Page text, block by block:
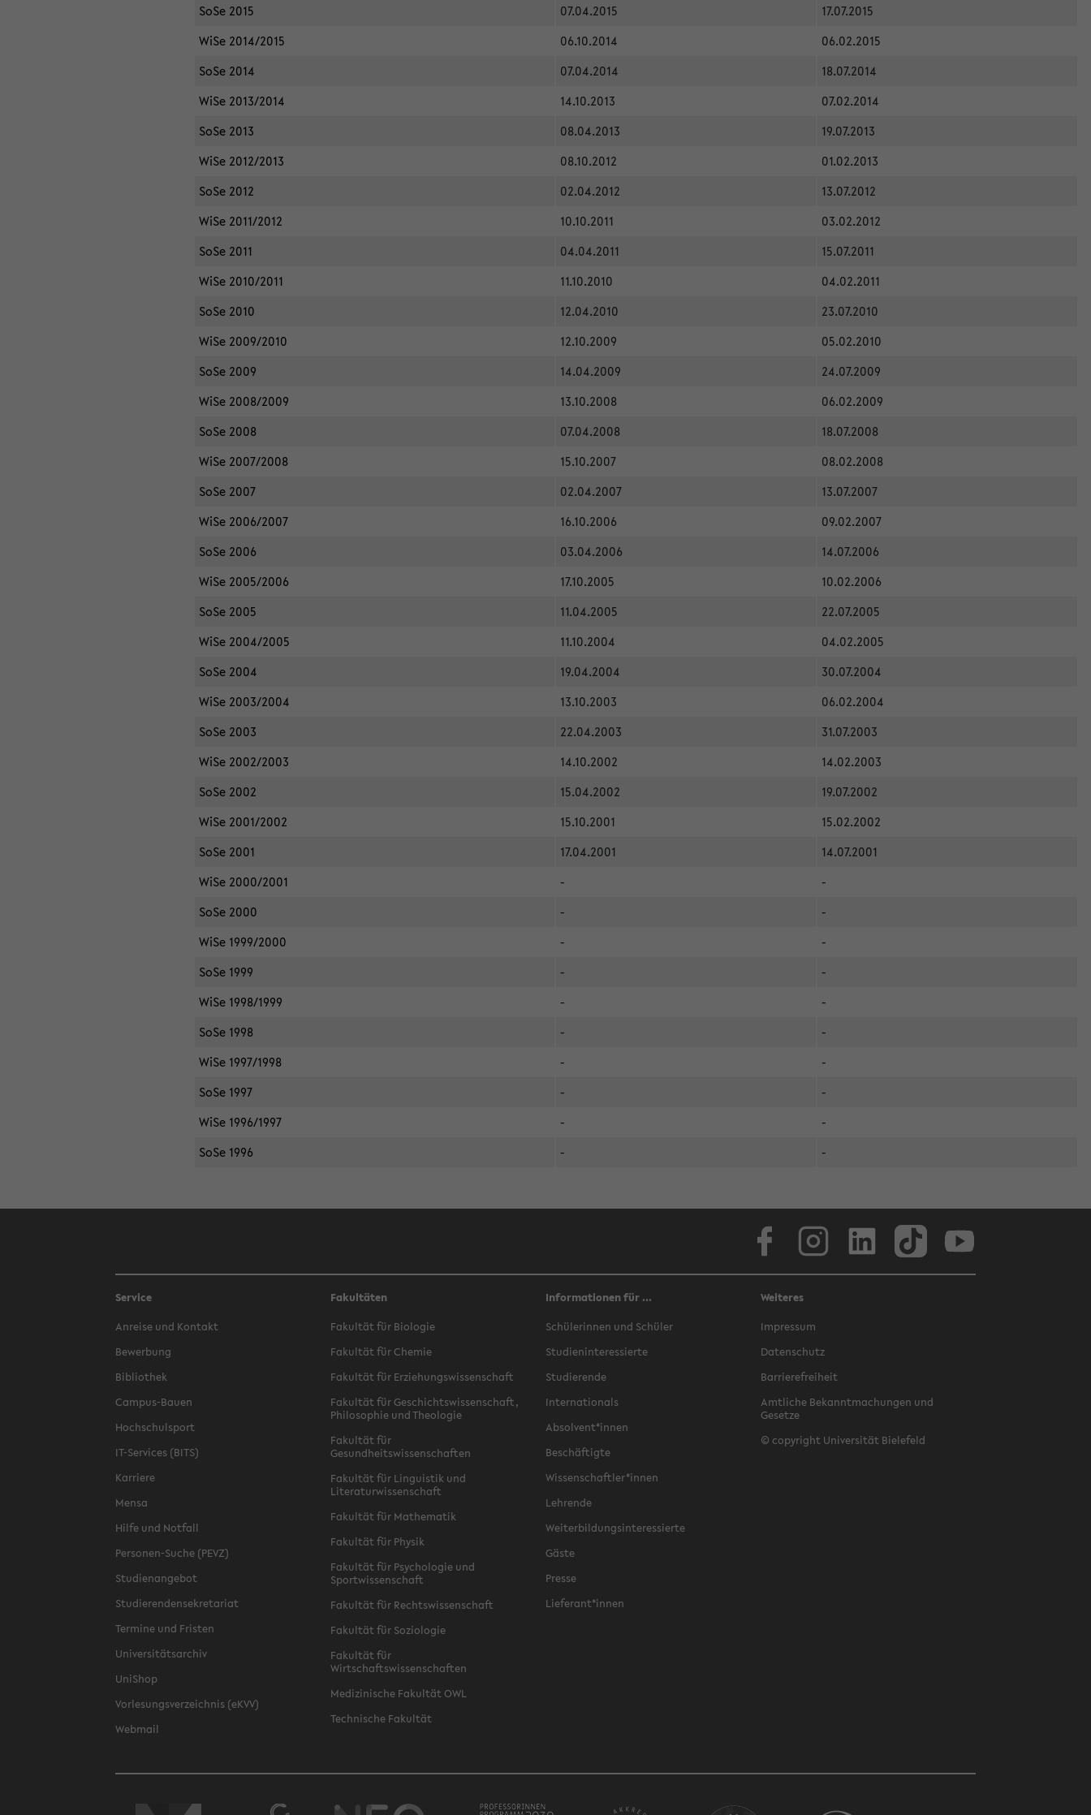
SoSe 2015
07.04.2015
17.07.2015
WiSe 2014/2015
06.10.2014
06.02.2015
SoSe 2014
07.04.2014
18.07.2014
WiSe 2013/2014
14.10.2013
07.02.2014
SoSe 2013
08.04.2013
19.07.2013
WiSe 2012/2013
08.10.2012
01.02.2013
SoSe 2012
02.04.2012
13.07.2012
WiSe 2011/2012
10.10.2011
03.02.2012
SoSe 2011
04.04.2011
15.07.2011
WiSe 2010/2011
11.10.2010
04.02.2011
SoSe 2010
12.04.2010
23.07.2010
WiSe 2009/2010
12.10.2009
05.02.2010
SoSe 2009
14.04.2009
24.07.2009
WiSe 2008/2009
13.10.2008
06.02.2009
SoSe 2008
07.04.2008
18.07.2008
WiSe 2007/2008
15.10.2007
08.02.2008
SoSe 2007
02.04.2007
13.07.2007
WiSe 2006/2007
16.10.2006
09.02.2007
SoSe 2006
03.04.2006
14.07.2006
WiSe 2005/2006
17.10.2005
10.02.2006
SoSe 2005
11.04.2005
22.07.2005
WiSe 2004/2005
11.10.2004
04.02.2005
SoSe 2004
19.04.2004
30.07.2004
WiSe 2003/2004
13.10.2003
06.02.2004
SoSe 2003
22.04.2003
31.07.2003
WiSe 2002/2003
14.10.2002
14.02.2003
SoSe 2002
15.04.2002
19.07.2002
WiSe 2001/2002
15.10.2001
15.02.2002
SoSe 2001
17.04.2001
14.07.2001
WiSe 2000/2001
-
-
SoSe 2000
-
-
WiSe 1999/2000
-
-
SoSe 1999
-
-
WiSe 1998/1999
-
-
SoSe 1998
-
-
WiSe 1997/1998
-
-
SoSe 1997
-
-
WiSe 1996/1997
-
-
SoSe 1996
- -
Service
Anreise und Kontakt
Bewerbung
Bibliothek
Campus-Bauen
Hochschulsport
IT-Services (BITS)
Karriere
Mensa
Hilfe und Notfall
Personen-Suche (PEVZ)
Studienangebot
Studierendensekretariat
Termine und Fristen
Universitätsarchiv
UniShop
Vorlesungsverzeichnis (eKVV)
Webmail
Fakultäten
Fakultät für Biologie
Fakultät für Chemie
Fakultät für Erziehungswissenschaft
Fakultät für Geschichtswissenschaft,
Philosophie und Theologie
Fakultät für
Gesundheitswissenschaften
Fakultät für Linguistik und
Literaturwissenschaft
Fakultät für Mathematik
Fakultät für Physik
Fakultät für Psychologie und
Sportwissenschaft
Fakultät für Rechtswissenschaft
Fakultät für Soziologie
Fakultät für
Wirtschaftswissenschaften
Medizinische Fakultät OWL
Technische Fakultät
Informationen für ...
Schülerinnen und Schüler
Studieninteressierte
Studierende
Internationals
Absolvent*innen
Beschäftigte
Wissenschaftler*innen
Lehrende
Weiterbildungsinteressierte
Gäste
Presse
Lieferant*innen
Weiteres
Impressum
Datenschutz
Barrierefreiheit
Amtliche Bekanntmachungen und
Gesetze
© copyright Universität Bielefeld